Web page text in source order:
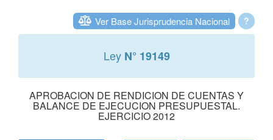
?
Ver Base Jurisprudencia Nacional
Ley N° 19149
APROBACION DE RENDICION DE CUENTAS Y
BALANCE DE EJECUCION PRESUPUESTAL.
EJERCICIO 2012